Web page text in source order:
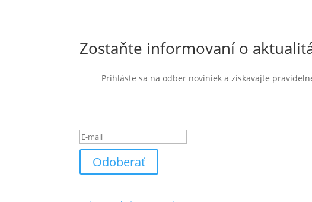
Zostaňte informovaní o
Prihláste sa na odber noviniek a získavajte
Odoberať